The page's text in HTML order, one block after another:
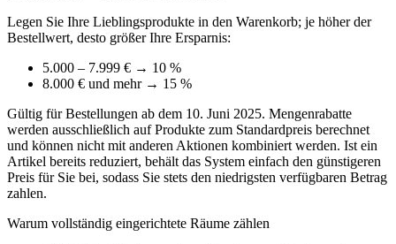
Legen Sie Ihre Lieblingsprodukte in den Warenkorb; je höher der
Bestellwert, desto größer Ihre Ersparnis:
5.000 – 7.999 € → 10 %
8.000 € und mehr → 15 %
Gültig für Bestellungen ab dem 10. Juni 2025. Mengenrabatte
werden ausschließlich auf Produkte zum Standardpreis berechnet
und können nicht mit anderen Aktionen kombiniert werden. Ist ein
Artikel bereits reduziert, behält das System einfach den günstigeren
Preis für Sie bei, sodass Sie stets den niedrigsten verfügbaren Betrag
zahlen.
Warum vollständig eingerichtete Räume zählen